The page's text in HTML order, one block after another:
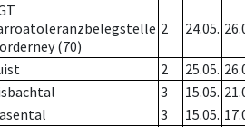
(70)
2 24.05.
2 25.05.
3 15.05.
3 15.05.